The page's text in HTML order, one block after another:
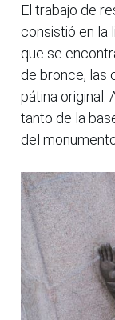
El trabajo de
consistió en la
que se
de bronce, las
pátina original.
tanto de la
del